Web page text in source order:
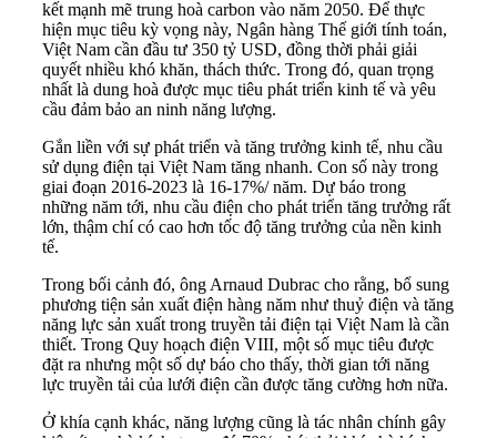
kết mạnh mẽ trung hoà carbon vào năm 2050. Để thực
hiện mục tiêu kỳ vọng này, Ngân hàng Thế giới tính toán,
Việt Nam cần đầu tư 350 tỷ USD, đồng thời phải giải
quyết nhiều khó khăn, thách thức. Trong đó, quan trọng
nhất là dung hoà được mục tiêu phát triển kinh tế và yêu
cầu đảm bảo an ninh năng lượng.
Gắn liền với sự phát triển và tăng trưởng kinh tế, nhu cầu
sử dụng điện tại Việt Nam tăng nhanh. Con số này trong
giai đoạn 2016-2023 là 16-17%/ năm. Dự báo trong
những năm tới, nhu cầu điện cho phát triển tăng trưởng rất
lớn, thậm chí có cao hơn tốc độ tăng trưởng của nền kinh
tế.
Trong bối cảnh đó, ông Arnaud Dubrac cho rằng, bổ sung
phương tiện sản xuất điện hàng năm như thuỷ điện và tăng
năng lực sản xuất trong truyền tải điện tại Việt Nam là cần
thiết. Trong Quy hoạch điện VIII, một số mục tiêu được
đặt ra nhưng một số dự báo cho thấy, thời gian tới năng
lực truyền tải của lưới điện cần được tăng cường hơn nữa.
Ở khía cạnh khác, năng lượng cũng là tác nhân chính gây